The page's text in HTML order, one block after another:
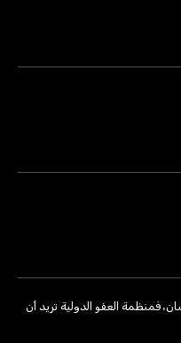
فمنظمة العفو الدولية تريد أن